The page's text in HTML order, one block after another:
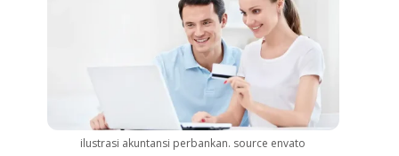
ilustrasi akuntansi perbankan. source envato